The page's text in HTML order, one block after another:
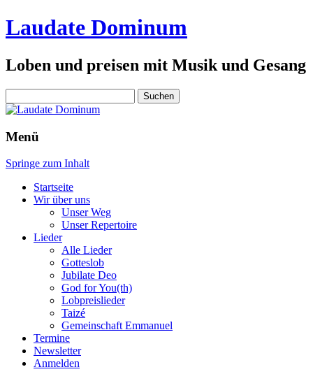
Laudate Dominum
Loben und preisen mit Musik und Gesang
nach:
Menü
Springe zum Inhalt
Startseite
Wir über uns
Unser Weg
Unser Repertoire
Lieder
Alle Lieder
Gotteslob
Jubilate Deo
God for You(th)
Lobpreislieder
Taizé
Gemeinschaft Emmanuel
Termine
Newsletter
Anmelden